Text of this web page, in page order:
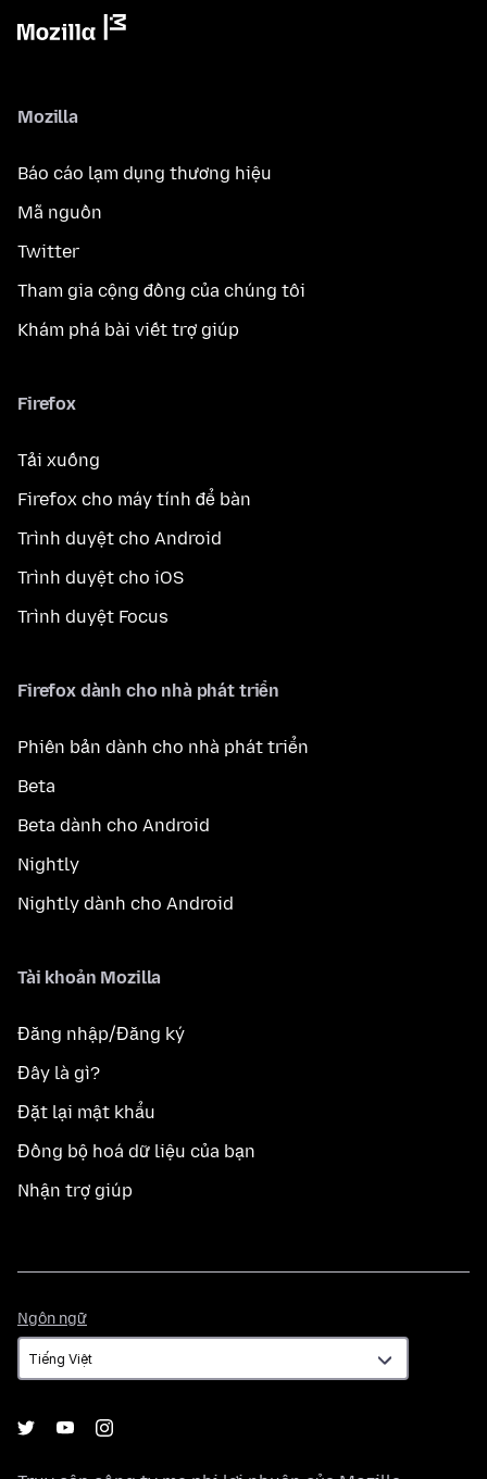
Mozilla
Báo cáo lạm dụng thương hiệu
Mã nguồn
Twitter
Tham gia cộng đồng của chúng tôi
Khám phá bài viết trợ giúp
Firefox
Tải xuống
Firefox cho máy tính để bàn
Trình duyệt cho Android
Trình duyệt cho iOS
Trình duyệt Focus
Firefox dành cho nhà phát triển
Phiên bản dành cho nhà phát triển
Beta
Beta dành cho Android
Nightly
Nightly dành cho Android
Tài khoản Mozilla
Đăng nhập/Đăng ký
Đây là gì?
Đặt lại mật khẩu
Đồng bộ hoá dữ liệu của bạn
Nhận trợ giúp
Ngôn ngữ
ngữ